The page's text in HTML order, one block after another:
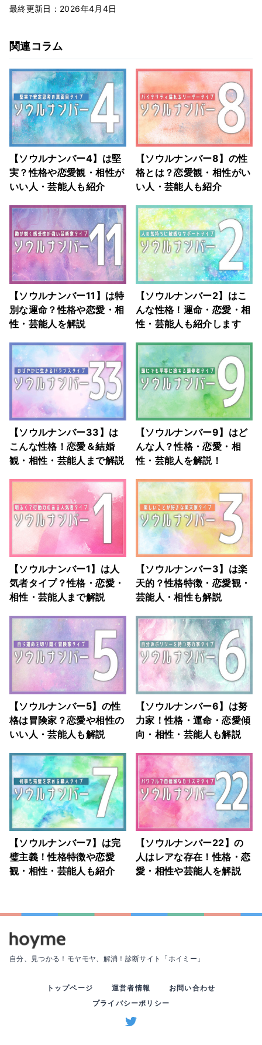
最終更新日：2026年4月4日
関連コラム
【ソウルナンバー4】は堅
実？性格や恋愛観・相性が
いい人・芸能人も紹介
【ソウルナンバー8】の性
格とは？恋愛観・相性がい
い人・芸能人も紹介
【ソウルナンバー11】は特
別な運命？性格や恋愛・相
性・芸能人を解説
【ソウルナンバー2】はこ
んな性格！運命・恋愛・相
性・芸能人も紹介します
【ソウルナンバー33】は
こんな性格！恋愛＆結婚
観・相性・芸能人まで解説
【ソウルナンバー9】はど
んな人？性格・恋愛・相
性・芸能人を解説！
【ソウルナンバー1】は人
気者タイプ？性格・恋愛・
相性・芸能人まで解説
【ソウルナンバー3】は楽
天的？性格特徴・恋愛観・
芸能人・相性も解説
【ソウルナンバー5】の性
格は冒険家？恋愛や相性の
いい人・芸能人も解説
【ソウルナンバー6】は努
力家！性格・運命・恋愛傾
向・相性・芸能人も解説
【ソウルナンバー7】は完
璧主義！性格特徴や恋愛
観・相性・芸能人も紹介
【ソウルナンバー22】の
人はレアな存在！性格・恋
愛・相性や芸能人を解説
自分、見つかる！モヤモヤ、解消！ 診断サイト「ホイミー」
トップページ 運営者情報
お問い合わせ
プライバシーポリシー